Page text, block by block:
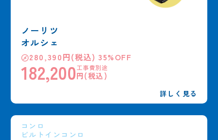
ノーリツ
オルシェ
㋱280,390円(税込) 35%OFF
182,200工事費別途
円(税込)
詳しく見る
コンロ
ビルトインコンロ